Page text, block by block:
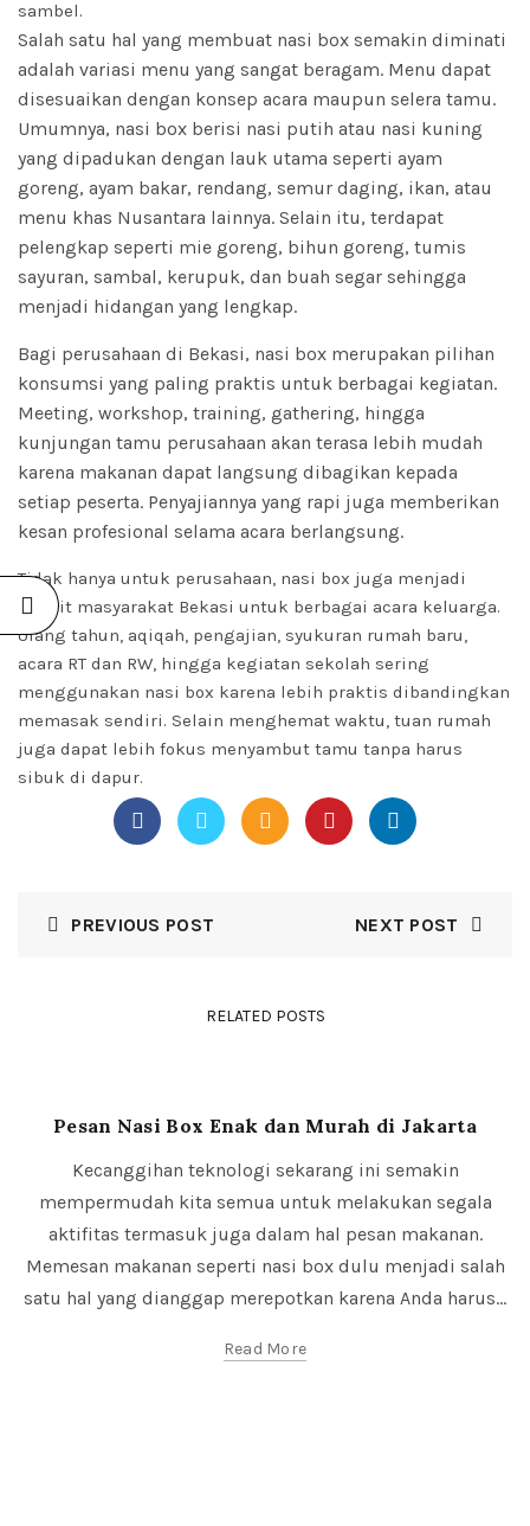
sambel.
Salah satu hal yang membuat nasi box semakin diminati
adalah variasi menu yang sangat beragam. Menu dapat
disesuaikan dengan konsep acara maupun selera tamu.
Umumnya, nasi box berisi nasi putih atau nasi kuning
yang dipadukan dengan lauk utama seperti ayam
goreng, ayam bakar, rendang, semur daging, ikan, atau
menu khas Nusantara lainnya. Selain itu, terdapat
pelengkap seperti mie goreng, bihun goreng, tumis
sayuran, sambal, kerupuk, dan buah segar sehingga
menjadi hidangan yang lengkap.
Bagi perusahaan di Bekasi, nasi box merupakan pilihan
konsumsi yang paling praktis untuk berbagai kegiatan.
Meeting, workshop, training, gathering, hingga
kunjungan tamu perusahaan akan terasa lebih mudah
karena makanan dapat langsung dibagikan kepada
setiap peserta. Penyajiannya yang rapi juga memberikan
kesan profesional selama acara berlangsung.
Tidak hanya untuk perusahaan, nasi box juga menjadi
favorit masyarakat Bekasi untuk berbagai acara keluarga.
Ulang tahun, aqiqah, pengajian, syukuran rumah baru,
acara RT dan RW, hingga kegiatan sekolah sering
menggunakan nasi box karena lebih praktis dibandingkan
memasak sendiri. Selain menghemat waktu, tuan rumah
juga dapat lebih fokus menyambut tamu tanpa harus
sibuk di dapur.
PREVIOUS POST NEXT POST
RELATED POSTS
Pesan Nasi Box Enak dan Murah di Jakarta
Kecanggihan teknologi sekarang ini semakin
mempermudah kita semua untuk melakukan segala
aktifitas termasuk juga dalam hal pesan makanan.
Memesan makanan seperti nasi box dulu menjadi salah
satu hal yang dianggap merepotkan karena Anda harus...
Read More